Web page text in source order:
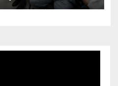
Fiscal